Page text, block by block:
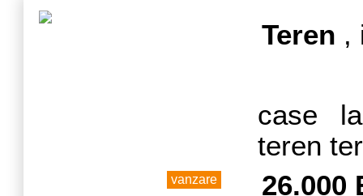
vanzare
Teren ,
case
teren
26.000